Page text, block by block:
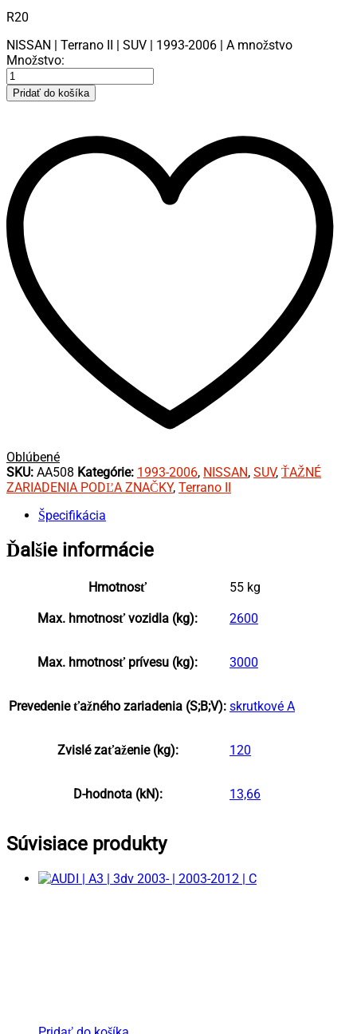
R20
NISSAN | Terrano II | SUV | 1993-2006 | A množstvo
Množstvo:
Pridať do košíka
Oblúbené
SKU: AA508 Kategórie: 1993-2006, NISSAN, SUV, ŤAŽNÉ
ZARIADENIA PODĽA ZNAČKY, Terrano II
Špecifikácia
Ďalšie informácie
Hmotnosť 55 kg
Max. hmotnosť vozidla (kg): 2600
Max. hmotnosť prívesu (kg): 3000
Prevedenie ťažného zariadenia (S;B;V): skrutkové A
Zvislé zaťaženie (kg): 120
D-hodnota (kN): 13,66
Súvisiace produkty